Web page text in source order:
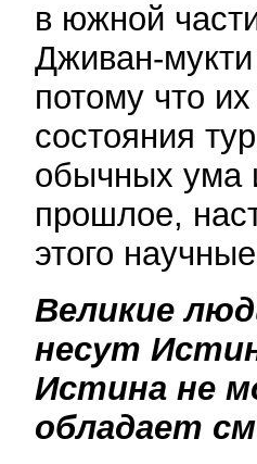
в южной
Дживан-
потому что
состояния
обычных ума
прошлое,
этого
Великие
несут
Истина не
обладает